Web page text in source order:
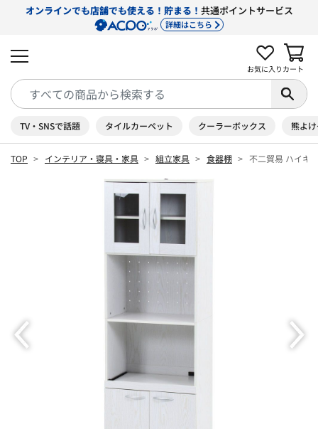
オンラインでも店舗でも使える！貯まる！ 共通ポイントサービス
詳細はこちら
お気に入り カート
TV・SNSで話題 タイルカーペット クーラーボックス 熊よ
TOP インテリア・寝具・家具 組立家具 食器棚 不二貿易 ハイキ